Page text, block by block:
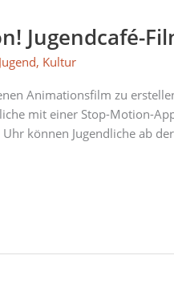
Jugendcafé-
Jugend, Kultur
Animationsfilm zu
mit einer Stop-Motion-
können Jugendliche ab